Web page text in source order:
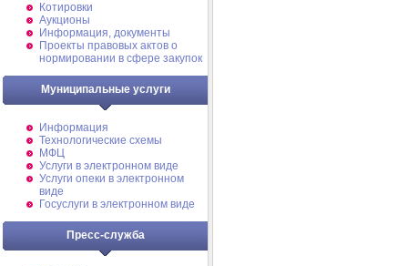
Котировки
Аукционы
Информация, документы
Проекты правовых актов о
нормировании в сфере закупок
Муниципальные услуги
Информация
Технологические схемы
МФЦ
Услуги в электронном виде
Услуги опеки в электронном
виде
Госуслуги в электронном виде
Пресс-служба